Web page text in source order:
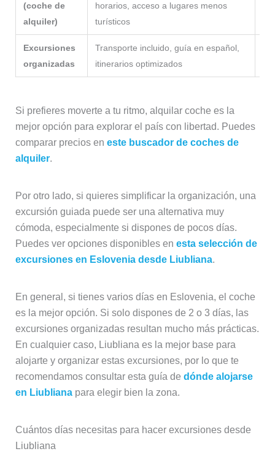
(coche de
alquiler)
horarios, acceso a lugares menos
turísticos
Excursiones
organizadas
Transporte incluido, guía en español,
itinerarios optimizados
Si prefieres moverte a tu ritmo, alquilar coche es la
mejor opción para explorar el país con libertad. Puedes
comparar precios en este buscador de coches de
alquiler.
Por otro lado, si quieres simplificar la organización, una
excursión guiada puede ser una alternativa muy
cómoda, especialmente si dispones de pocos días.
Puedes ver opciones disponibles en esta selección de
excursiones en Eslovenia desde Liubliana.
En general, si tienes varios días en Eslovenia, el coche
es la mejor opción. Si solo dispones de 2 o 3 días, las
excursiones organizadas resultan mucho más prácticas.
En cualquier caso, Liubliana es la mejor base para
alojarte y organizar estas excursiones, por lo que te
recomendamos consultar esta guía de dónde alojarse
en Liublianapara elegir bien la zona.
Cuántos días necesitas para hacer excursiones desde
Liubliana